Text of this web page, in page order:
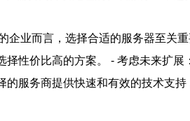
业而言，选择合适的服务器至关
性价比高的方案。 - 考虑未来扩
服务商提供快速和有效的技术支